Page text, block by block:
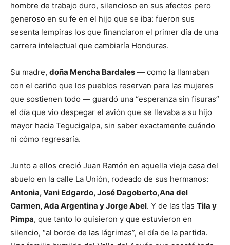
hombre de trabajo duro, silencioso en sus afectos pero
generoso en su fe en el hijo que se iba: fueron sus
sesenta lempiras los que financiaron el primer día de una
carrera intelectual que cambiaría Honduras.
Su madre, doña Mencha Bardales — como la llamaban
con el cariño que los pueblos reservan para las mujeres
que sostienen todo — guardó una “esperanza sin fisuras”
el día que vio despegar el avión que se llevaba a su hijo
mayor hacia Tegucigalpa, sin saber exactamente cuándo
ni cómo regresaría.
Junto a ellos creció Juan Ramón en aquella vieja casa del
abuelo en la calle La Unión, rodeado de sus hermanos:
Antonia, Vani Edgardo, José Dagoberto,Ana del
Carmen, Ada Argentina y Jorge Abel. Y de las tías Tila y
Pimpa, que tanto lo quisieron y que estuvieron en
silencio, “al borde de las lágrimas”, el día de la partida.